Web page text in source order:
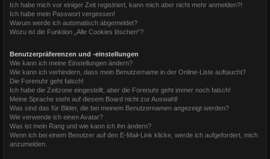
Ich habe mich vor einiger Zeit registriert, kann mich aber nicht mehr anmelden?!
Ich habe mein Passwort vergessen!
Warum werde ich automatisch abgemeldet?
Wozu ist die Funktion „Alle Cookies löschen“?
Benutzerpräferenzen und -einstellungen
Wie kann ich meine Einstellungen ändern?
Wie kann ich verhindern, dass mein Benutzername in der Online-Liste auftaucht?
Die Forenuhr geht falsch!
Ich habe die Zeitzone eingestellt, aber die Forenuhr geht immer noch falsch!
Meine Sprache steht auf diesem Board nicht zur Auswahl!
Was sind das für Bilder, die bei meinem Benutzernamen angezeigt werden?
Wie verwende ich einen Avatar?
Was ist mein Rang und wie kann ich ihn ändern?
Wenn ich bei einem Benutzer auf den E-Mail-Link klicke, werde ich aufgefordert, mich
anzumelden.